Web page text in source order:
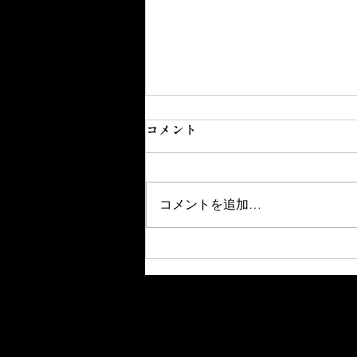
Amazonランキング第1位を獲
コメント
コメントを追加…